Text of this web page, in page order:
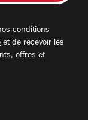
conditions
et de recevoir les
offres et